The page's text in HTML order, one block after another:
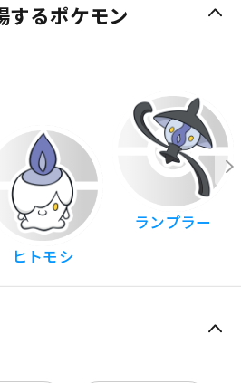
するポケモン
ヒトモシ
ランプラー